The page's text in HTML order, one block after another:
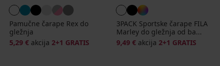
Pamučne čarape Rex do
gležnja
5,29 € akcija 2+1 GRATIS
3PACK Sportske čarape FILA
Marley do gležnja od ba...
9,49 € akcija 2+1 GRATIS